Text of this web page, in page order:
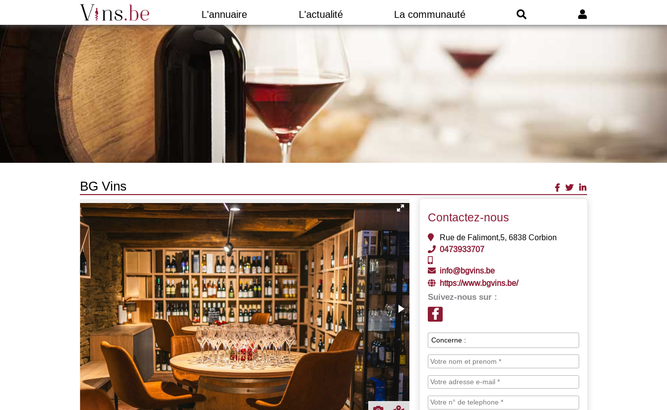
L'annuaire L'actualité La communauté
BG Vins
Contactez-nous
Rue de Falimont,5, 6838 Corbion
0473933707
info@bgvins.be
https://www.bgvins.be/
Suivez-nous sur :